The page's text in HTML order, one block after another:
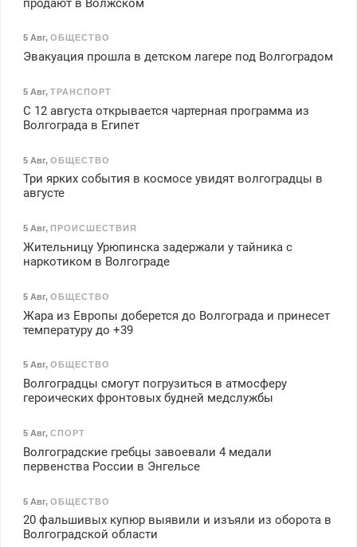
5 Авг, ОБЩЕСТВО
Эвакуация прошла в детском лагере под Волгоградом
5 Авг, ТРАНСПОРТ
С 12 августа открывается чартерная программа из
Волгограда в Египет
5 Авг, ОБЩЕСТВО
Три ярких события в космосе увидят волгоградцы в
августе
5 Авг, ПРОИСШЕСТВИЯ
Жительницу Урюпинска задержали у тайника с
наркотиком в Волгограде
5 Авг, ОБЩЕСТВО
Жара из Европы доберется до Волгограда и принесет
температуру до +39
5 Авг, ОБЩЕСТВО
Волгоградцы смогут погрузиться в атмосферу
героических фронтовых будней медслужбы
5 Авг, СПОРТ
Волгоградские гребцы завоевали 4 медали
первенства России в Энгельсе
5 Авг, ОБЩЕСТВО
20 фальшивых купюр выявили и изъяли из оборота в
Волгоградской области